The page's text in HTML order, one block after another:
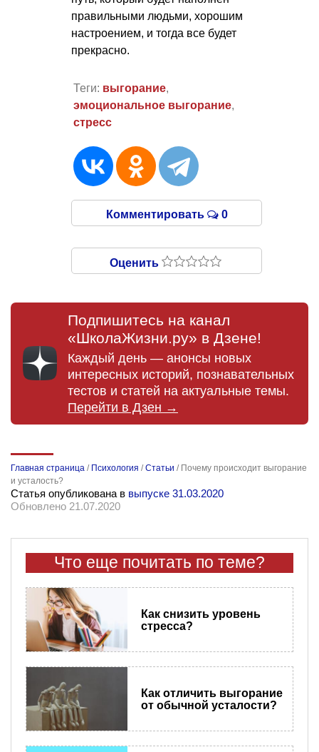
правильными людьми, хорошим
настроением, и тогда все будет
прекрасно.
Теги: выгорание,
эмоциональное выгорание,
стресс
Комментировать 0
Оценить
Подпишитесь на канал
«ШколаЖизни.ру» в Дзене!
Каждый день — анонсы новых
интересных историй, познавательных
тестов и статей на актуальные темы.
Перейти в Дзен →
Главная страница / Психология /Статьи / Почему происходит выгорание
и усталость?
Статья опубликована в выпуске 31.03.2020
Обновлено 21.07.2020
Что еще почитать по теме?
Как снизить уровень
стресса?
Как отличить выгорание
от обычной усталости?